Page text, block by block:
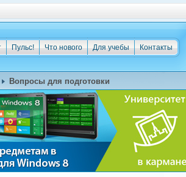
Контакты
Для учебы
Что нового
Пульс!
Вопросы для подготовки